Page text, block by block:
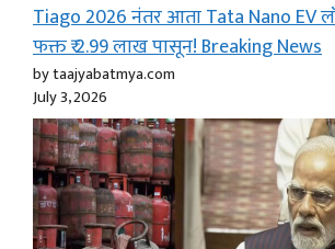
Tiago 2026 नंतर आता Tata Nano EV
फक्त ₹ 2.99 लाख पासून! Breaking News
by taajyabatmya.com
July 3, 2026